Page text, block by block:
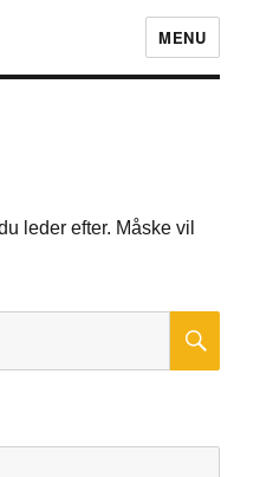
MENU
leder efter. Måske vil